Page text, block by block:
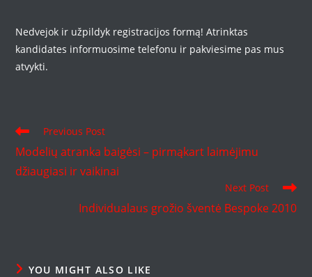
Nedvejok ir užpildyk registracijos formą! Atrinktas
kandidates informuosime telefonu ir pakviesime pas mus
atvykti.
Read
more
articles
Previous Post
Modelių atranka baigėsi – pirmąkart laimėjimu
džiaugiasi ir vaikinai
Next Post
Individualaus grožio šventė Bespoke 2010
YOU MIGHT ALSO LIKE